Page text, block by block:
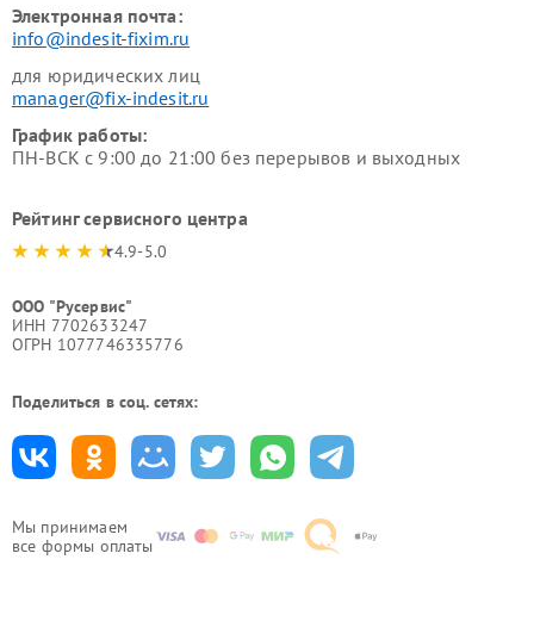
Мы принимаем
все формы оплаты
Электронная почта:
info@indesit-fixim.ru
для юридических лиц
manager@fix-indesit.ru
График работы:
ПН-ВСК с 9:00 до 21:00 без перерывов и выходных
Рейтинг сервисного центра
4.9-5.0
ООО "Русервис"
ИНН 7702633247
ОГРН 1077746335776
Поделиться в соц. сетях: